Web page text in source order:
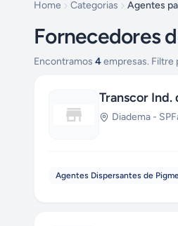
Home Categorias Agentes
Fornecedores
Encontramos 4empresas. Filtre
Transcor Ind.
Diadema - SP
Agentes Dispersantes de